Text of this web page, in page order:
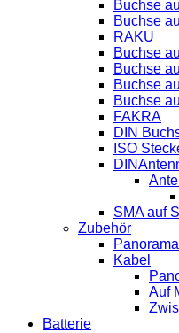
Buchse
Buchse
RAKU
Buchse
Buchse
Buchse
Buchse
FAKRA
DIN
ISO
SMA auf
Zubehör
Panorama
Kabel
Auf
Batterie